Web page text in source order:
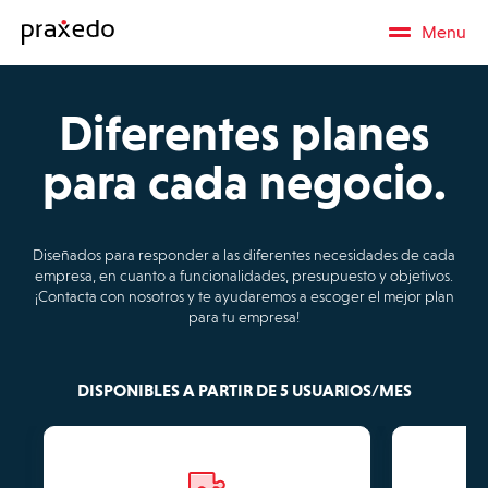
Menu
Diferentes planes
para cada negocio.
Diseñados para responder a las diferentes necesidades de cada
empresa, en cuanto a funcionalidades, presupuesto y objetivos.
¡Contacta con nosotros y te ayudaremos a escoger el mejor plan
para tu empresa!
DISPONIBLES A PARTIR DE 5 USUARIOS/MES